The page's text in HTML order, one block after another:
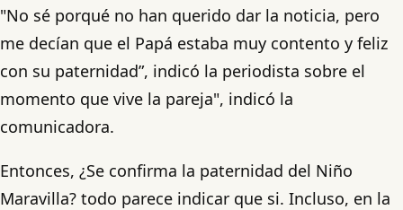
"No sé porqué no han querido dar la noticia, pero
me decían que el Papá estaba muy contento y feliz
con su paternidad”, indicó la periodista sobre el
momento que vive la pareja", indicó la
comunicadora.
Entonces, ¿Se confirma la paternidad del Niño
Maravilla? todo parece indicar que si. Incluso, en la